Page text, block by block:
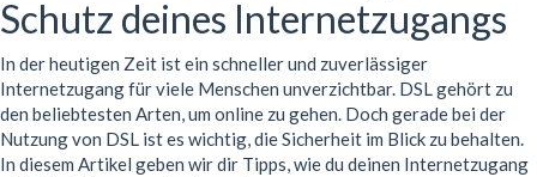
Schutz deines Internetzugangs
In der heutigen Zeit ist ein schneller und zuverlässiger
Internetzugang für viele Menschen unverzichtbar. DSL gehört zu
den beliebtesten Arten, um online zu gehen. Doch gerade bei der
Nutzung von DSL ist es wichtig, die Sicherheit im Blick zu behalten.
In diesem Artikel geben wir dir Tipps, wie du deinen Internetzugang